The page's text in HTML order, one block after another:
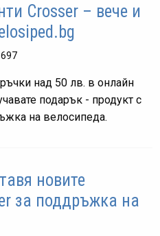
Crosser – вече и
697
над 50 лв. в онлайн
подарък - продукт с
на велосипеда.
новите
за поддръжка на